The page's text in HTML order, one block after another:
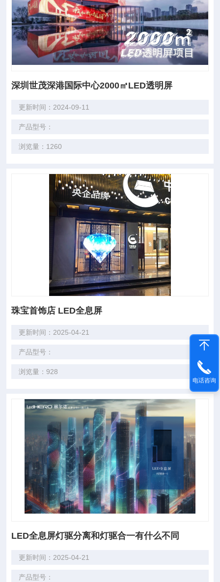
深圳世茂深港国际中心2000㎡LED透明屏
更新时间：2024-09-11
产品型号：
浏览量：1260
珠宝首饰店 LED全息屏
更新时间：2025-04-21
产品型号：
浏览量：928
LED全息屏灯驱分离和灯驱合一有什么不同
更新时间：2025-04-21
产品型号：
电话咨询